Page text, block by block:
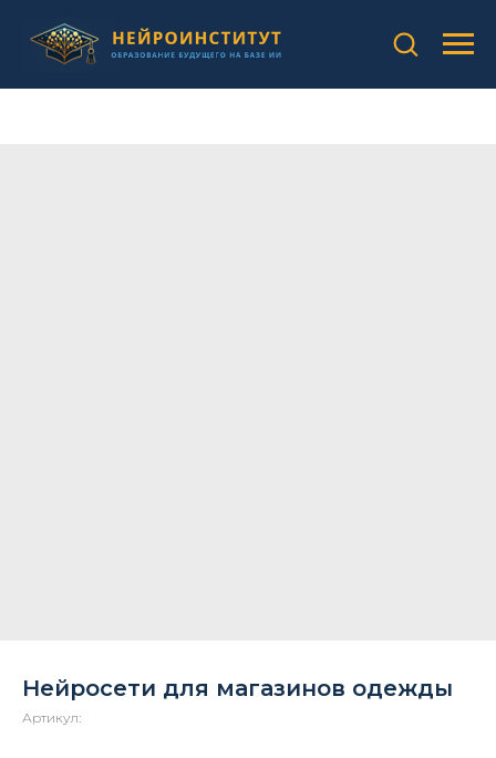
Нейросети для магазинов одежды
Артикул: